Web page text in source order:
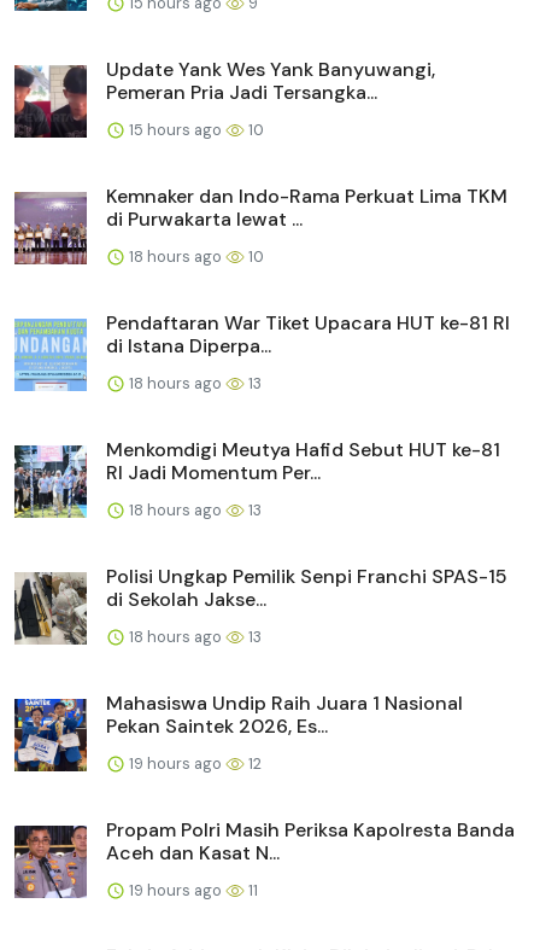
Update Yank Wes Yank Banyuwangi,
Pemeran Pria Jadi Tersangka...
15 hours ago 10
Kemnaker dan Indo-Rama Perkuat Lima TKM
di Purwakarta lewat ...
18 hours ago 10
Pendaftaran War Tiket Upacara HUT ke-81 RI
di Istana Diperpa...
18 hours ago 13
Menkomdigi Meutya Hafid Sebut HUT ke-81
RI Jadi Momentum Per...
18 hours ago 13
Polisi Ungkap Pemilik Senpi Franchi SPAS-15
di Sekolah Jakse...
18 hours ago 13
Mahasiswa Undip Raih Juara 1 Nasional
Pekan Saintek 2026, Es...
19 hours ago 12
Propam Polri Masih Periksa Kapolresta Banda
Aceh dan Kasat N...
19 hours ago 11